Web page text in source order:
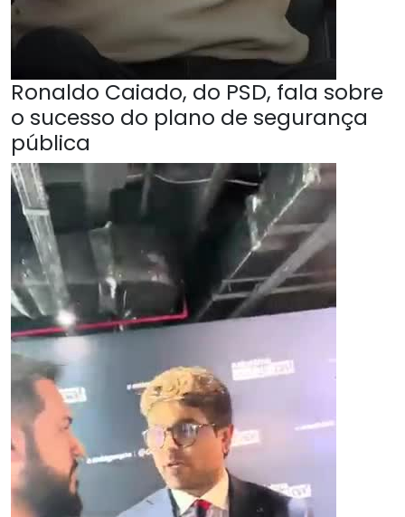
Ronaldo Caiado, do PSD, fala sobre
o sucesso do plano de segurança
pública